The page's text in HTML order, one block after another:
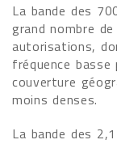
La bande des
grand nombre
autorisations,
fréquence basse
couverture
moins denses.
La bande des